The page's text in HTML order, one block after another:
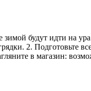
будут идти на
2. Подготовьте
в магазин: